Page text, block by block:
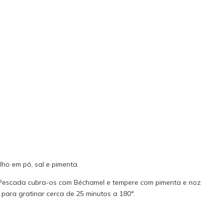
em pó, sal e pimenta.
cubra-os com Béchamel e tempere com pimenta e noz
gratinar cerca de 25 minutos a 180°.